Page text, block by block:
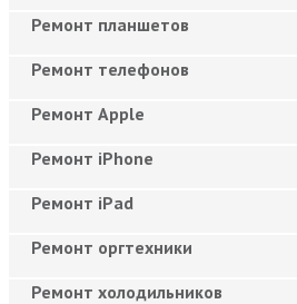
Ремонт планшетов
Ремонт телефонов
Ремонт Apple
Ремонт iPhone
Ремонт iPad
Ремонт оргтехники
Ремонт холодильников